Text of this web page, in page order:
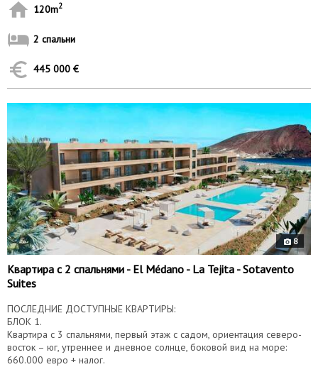
120m2
2 спальни
445 000 €
8
Квартира с 2 спальнями - El Médano - La Tejita - Sotavento
Suites
ПОСЛЕДНИЕ ДОСТУПНЫЕ КВАРТИРЫ:
БЛОК 1.
Квартира с 3 спальнями, первый этаж с садом, ориентация северо-
восток – юг, утреннее и дневное солнце, боковой вид на море:
660.000 евро + налог.